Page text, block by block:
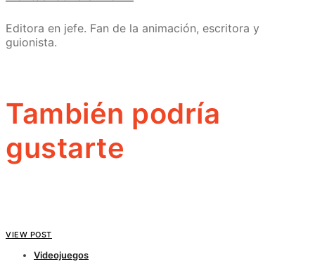
Editora en jefe. Fan de la animación, escritora y
guionista.
También podría
gustarte
VIEW POST
Videojuegos